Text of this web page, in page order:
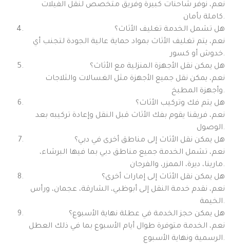
نعم، نوفر شاحنات كبيرة وفريق متخصص لنقل الفيلات
كاملة بأمان.
هل تشمل الخدمة تغليف الأثاث؟
نعم، يتم تغليف الأثاث بمواد حماية عالية الجودة لتجنب أي
خدوش أو كسور.
هل يمكن نقل الأجهزة المنزلية مع الأثاث؟
نعم، يمكن نقل جميع الأجهزة مثل الغسالات والثلاجات
وأجهزة المطبخ.
هل يتم فك وتركيب الأثاث؟
نعم، فريقنا يقوم بفك الأثاث قبل النقل وإعادة تركيبه بعد
الوصول.
هل يمكن نقل الأثاث إلى مناطق أخرى في دبي؟
نعم، تشمل الخدمة جميع مناطق دبي بما فيها البرشاء،
مارينا، ديرة، الممزر، والفرجان.
هل يمكن نقل الأثاث إلى إمارات أخرى؟
نعم، نقدم خدمة النقل إلى أبوظبي، الشارقة، عجمان، ورأس
الخيمة.
هل يمكن حجز الخدمة في عطلة نهاية الأسبوع؟
نعم، الخدمة متوفرة طوال أيام الأسبوع بما في ذلك العطل
الرسمية ونهاية الأسبوع.